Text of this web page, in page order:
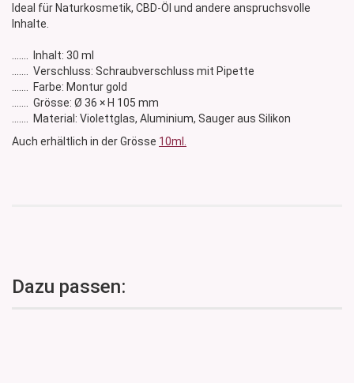
Ideal für Naturkosmetik, CBD-Öl und andere anspruchsvolle
Inhalte.
....... Inhalt: 30 ml
....... Verschluss: Schraubverschluss mit Pipette
....... Farbe: Montur gold
....... Grösse: Ø 36 × H 105 mm
....... Material: Violettglas, Aluminium, Sauger aus Silikon
Auch erhältlich in der Grösse 10ml.
Dazu passen: